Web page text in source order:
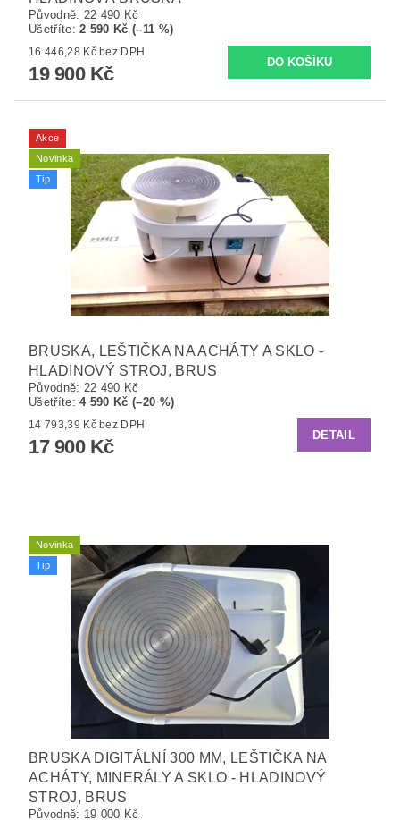
Původně: 22 490 Kč
Ušetříte:2 590 Kč (–11 %)
16 446,28 Kč bez DPH
19 900 Kč
Akce
Novinka
Tip
BRUSKA, LEŠTIČKA NA ACHÁTY A SKLO -
HLADINOVÝ STROJ, BRUS
Původně: 22 490 Kč
Ušetříte:4 590 Kč (–20 %)
14 793,39 Kč bez DPH
17 900 Kč
DETAIL
Novinka
Tip
BRUSKA DIGITÁLNÍ 300 MM, LEŠTIČKA NA
ACHÁTY, MINERÁLY A SKLO - HLADINOVÝ
STROJ, BRUS
Původně: 19 000 Kč